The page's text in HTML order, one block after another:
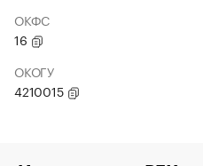
ОКФС
16
ОКОГУ
4210015